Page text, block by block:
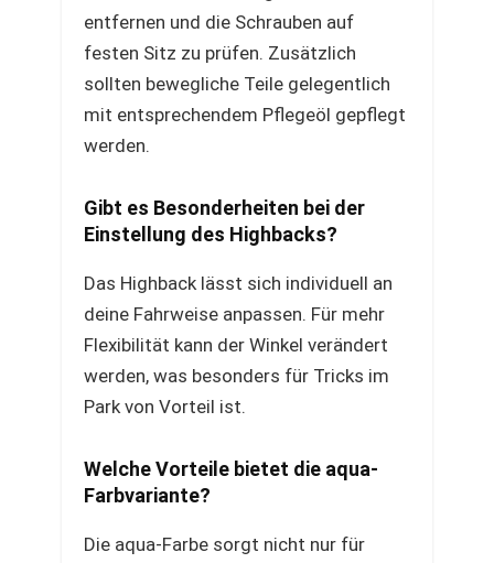
entfernen und die Schrauben auf
festen Sitz zu prüfen. Zusätzlich
sollten bewegliche Teile gelegentlich
mit entsprechendem Pflegeöl gepflegt
werden.
Gibt es Besonderheiten bei der
Einstellung des Highbacks?
Das Highback lässt sich individuell an
deine Fahrweise anpassen. Für mehr
Flexibilität kann der Winkel verändert
werden, was besonders für Tricks im
Park von Vorteil ist.
Welche Vorteile bietet die aqua-
Farbvariante?
Die aqua-Farbe sorgt nicht nur für